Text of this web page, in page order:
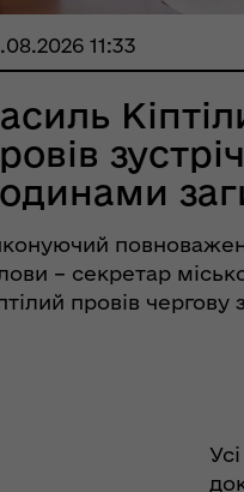
11:33
– секретар
провів чергову